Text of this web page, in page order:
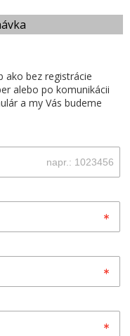
ako bez registrácie
alebo po komunikácii
a my Vás budeme